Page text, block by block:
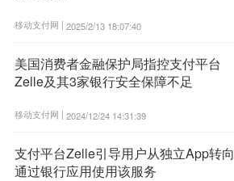
移动支付网 | 2025/2/13 18:07:40
美国消费者金融保护局指控支付平台
Zelle及其3家银行安全保障不足
移动支付网 | 2024/12/24 14:31:39
支付平台Zelle引导用户从独立App转向
通过银行应用使用该服务